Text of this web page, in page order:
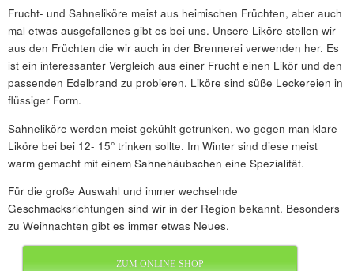
Frucht- und Sahneliköre meist aus heimischen Früchten, aber auch
mal etwas ausgefallenes gibt es bei uns. Unsere Liköre stellen wir
aus den Früchten die wir auch in der Brennerei verwenden her. Es
ist ein interessanter Vergleich aus einer Frucht einen Likör und den
passenden Edelbrand zu probieren. Liköre sind süße Leckereien in
flüssiger Form.
Sahneliköre werden meist gekühlt getrunken, wo gegen man klare
Liköre bei bei 12- 15° trinken sollte. Im Winter sind diese meist
warm gemacht mit einem Sahnehäubschen eine Spezialität.
Für die große Auswahl und immer wechselnde
Geschmacksrichtungen sind wir in der Region bekannt. Besonders
zu Weihnachten gibt es immer etwas Neues.
ZUM ONLINE-SHOP